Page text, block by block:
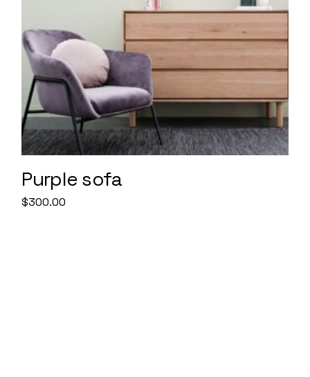
Purple sofa
$300.00